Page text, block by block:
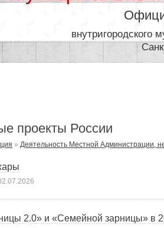
внутригородского
проекты России
» Деятельность Местной Администрации,
2.0» и «Семейной зарницы» в